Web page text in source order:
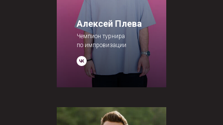
Алексей Плева
Чемпион турнира
по импровизации